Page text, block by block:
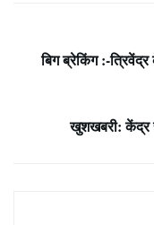
बिग ब्रेकिंग :-
खुशखबरी: केंद्र